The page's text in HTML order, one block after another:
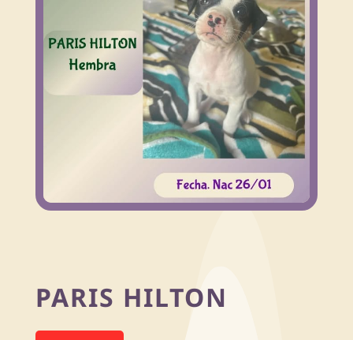
PARIS HILTON